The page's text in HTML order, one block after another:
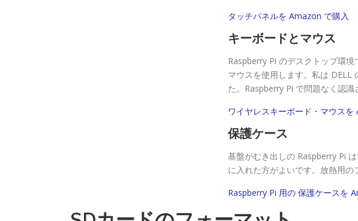
タッチパネルを Amazon で購入
キーボードとマウス
Raspberry Pi のデスクトップ環
マウスを使用します。私は DELL
た。Raspberry Pi で問題なく認識
ワイヤレスキーボード・マウスを
保護ケース
基盤がむき出しの Raspberry Pi
に入れた方がよいです。放熱用の
Raspberry Pi 用の 保護ケースを